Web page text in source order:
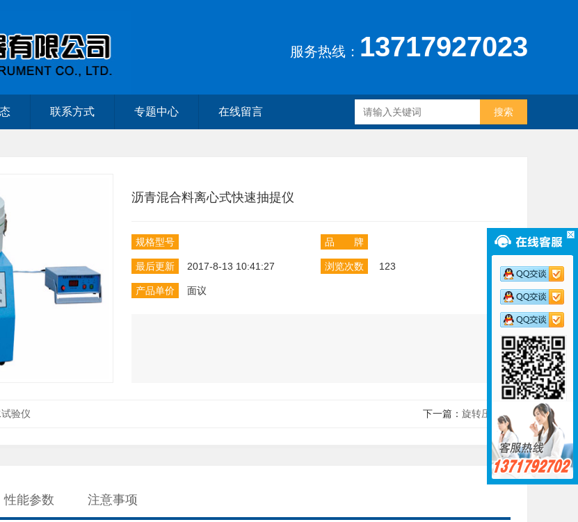
服务热线： 13717927023
联系方式 专题中心 在线留言
沥青混合料离心式快速抽提仪
规格型号 品 牌
最后更新 2017-8-13 10:41:27 浏览次数 123
产品单价 面议
验仪 下一篇： 旋转压实仪
性能参数 注意事项